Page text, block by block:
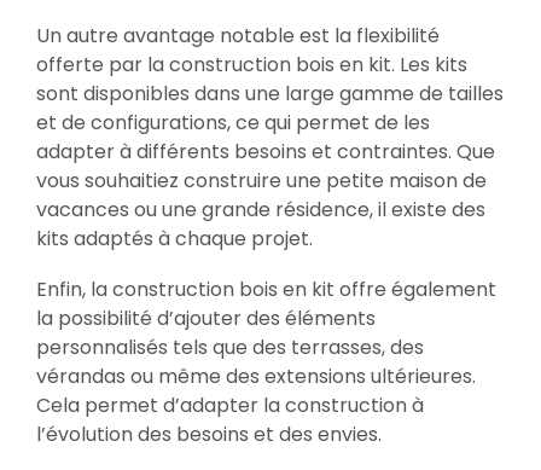
Un autre avantage notable est la flexibilité
offerte par la construction bois en kit. Les kits
sont disponibles dans une large gamme de tailles
et de configurations, ce qui permet de les
adapter à différents besoins et contraintes. Que
vous souhaitiez construire une petite maison de
vacances ou une grande résidence, il existe des
kits adaptés à chaque projet.
Enfin, la construction bois en kit offre également
la possibilité d’ajouter des éléments
personnalisés tels que des terrasses, des
vérandas ou même des extensions ultérieures.
Cela permet d’adapter la construction à
l’évolution des besoins et des envies.